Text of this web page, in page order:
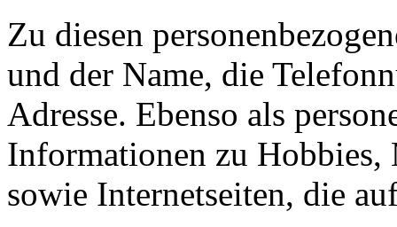
Zu diesen
und der Name, die
Adresse. Ebenso als
Informationen zu
sowie Internetseiten, die